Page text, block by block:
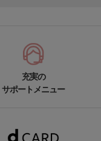
充実の
サポートメニュー